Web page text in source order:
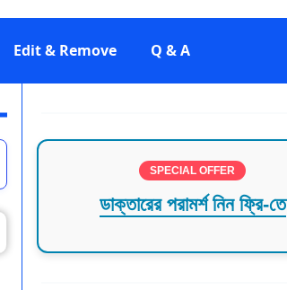
Edit & Remove Q & A
SPECIAL OFFER
ডাক্তারের পরামর্শ নিন ফ্রি-তে